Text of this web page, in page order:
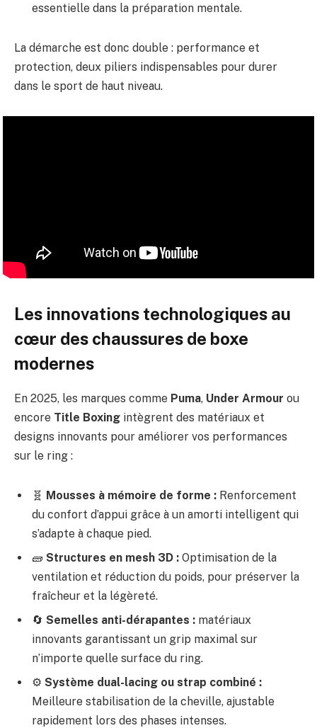
essentielle dans la préparation mentale.
La démarche est donc double : performance et
protection, deux piliers indispensables pour durer
dans le sport de haut niveau.
Les innovations technologiques au
cœur des chaussures de boxe
modernes
En 2025, les marques comme Puma, Under Armour ou
encore Title Boxing intègrent des matériaux et
designs innovants pour améliorer vos performances
sur le ring :
🧬 Mousses à mémoire de forme : Renforcement
du confort d’appui grâce à un amorti intelligent qui
s’adapte à chaque pied.
🧱 Structures en mesh 3D : Optimisation de la
ventilation et réduction du poids, pour préserver la
fraîcheur et la légèreté.
🔄 Semelles anti-dérapantes : matériaux
innovants garantissant un grip maximal sur
n’importe quelle surface du ring.
⚙️ Système dual-lacing ou strap combiné :
Meilleure stabilisation de la cheville, ajustable
rapidement lors des phases intenses.